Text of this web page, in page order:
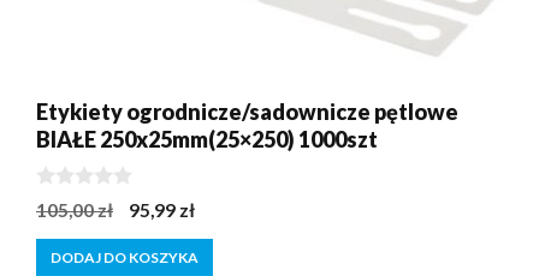
Etykiety ogrodnicze/sadownicze pętlowe
BIAŁE 250x25mm(25×250) 1000szt
0
z
5
105,00zł
Pierwotna
cena
wynosiła:
95,99 złAktualna
cena
wynosi:
DODAJ DO KOSZYKA